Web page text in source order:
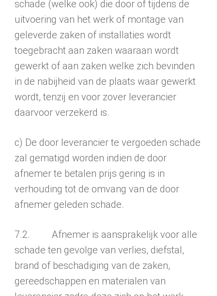
schade (welke ook) die door of tijdens de
uitvoering van het werk of montage van
geleverde zaken of installa­ties wordt
toegebracht aan zaken waaraan wordt
gewerkt of aan zaken welke zich bevinden
in de nabijheid van de plaats waar gewerkt
wordt, tenzij en voor zover leverancier
daarvoor verzekerd is.
c) De door leverancier te vergoeden schade
zal gematigd worden indien de door
afnemer te betalen prijs gering is in
verhouding tot de omvang van de door
afnemer geleden schade.
7.2. Afnemer is aansprakelijk voor alle
schade ten gevolge van verlies, diefstal,
brand of beschadiging van de zaken,
gereedschappen en materialen van